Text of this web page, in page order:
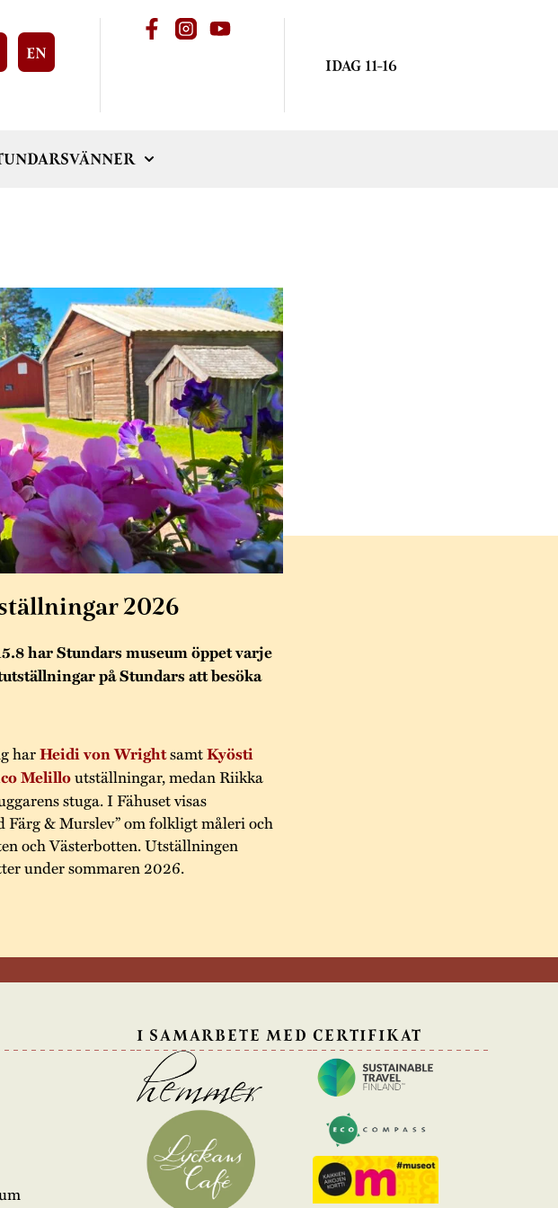
EN
IDAG 11-16
2026
har Stundars museum öppet varje
på Stundars att besöka
harHeidi von WrightsamtKyösti
Melilloutställningar, medan Riikka
stuga. I Fähuset visas
Färg & Murslev” om folkligt måleri och
och Västerbotten. Utställningen
under sommaren 2026.
I SAMARBETE MED CERTIFIKAT